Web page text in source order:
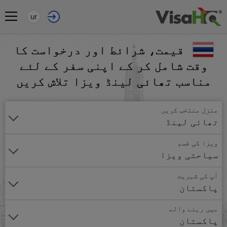
ur
قیمت، شرائط اور درخواست کا
وقت شامل کر کے اپنی سفر کے لئے
مناسب تھائی لینڈ ویزا تلاش کریں
منزل منتخب کریں
تھائی لینڈ
ویزا کی قسم
سیاحتی ویزا
آپ کی شہریت
پاکستان
میں رہنے والے
پاکستان